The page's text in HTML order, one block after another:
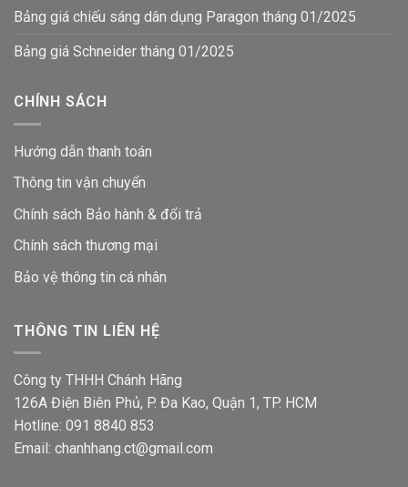
Bảng giá chiếu sáng dân dụng Paragon tháng 01/2025
Bảng giá Schneider tháng 01/2025
CHÍNH SÁCH
Hướng dẫn thanh toán
Thông tin vận chuyển
Chính sách Bảo hành & đổi trả
Chính sách thương mại
Bảo vệ thông tin cá nhân
THÔNG TIN LIÊN HỆ
Công ty THHH Chánh Hãng
126A Điện Biên Phủ, P. Đa Kao, Quận 1, TP. HCM
Hotline: 091 8840 853
Email: chanhhang.ct@gmail.com